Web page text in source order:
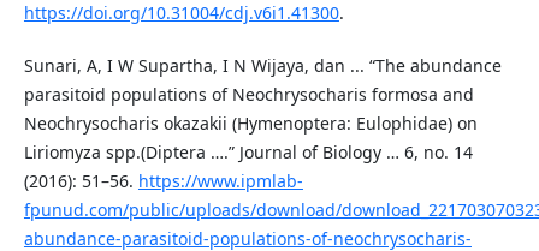
https://doi.org/10.31004/cdj.v6i1.41300.
Sunari, A, I W Supartha, I N Wijaya, dan ... “The abundance
parasitoid populations of Neochrysocharis formosa and
Neochrysocharis okazakii (Hymenoptera: Eulophidae) on
Liriomyza spp.(Diptera ….” Journal of Biology … 6, no. 14
(2016): 51–56. https://www.ipmlab-
fpunud.com/public/uploads/download/
abundance-parasitoid-populations-of-neochrysocharis-